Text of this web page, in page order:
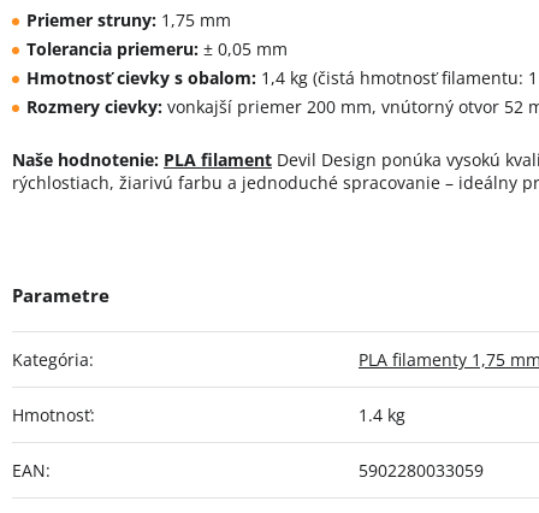
Priemer struny: 1,75 mm
Tolerancia priemeru: ± 0,05 mm
Hmotnosť cievky s obalom: 1,4 kg (čistá hmotnosť filamentu:
Rozmery cievky: vonkajší priemer 200 mm, vnútorný otvor 52
Naše hodnotenie: PLA filament Devil Design ponúka vysokú
rýchlostiach, žiarivú farbu a jednoduché spracovanie – ideálny
Kategória: PLA filamenty 1,75
Hmotnosť: 1.4 kg
EAN: 5902280033059